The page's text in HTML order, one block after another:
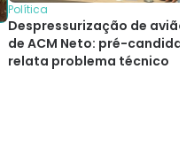
Política
Despressurização de avião
de ACM Neto: pré-
relata problema técnico